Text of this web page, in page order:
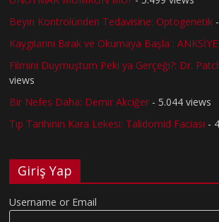
Beyin Kontrolünden Tedavisine: Optogenetik
Kaygılarını Bırak ve Okumaya Başla :
Filmini Duymuştum Peki ya Gerçeği?: Dr.
views
Bir Nefes Daha: Demir Akciğer - 5.044 views
Tıp Tarihinin Kara Lekesi: Talidomid Faciası -
Giriş Yap
Username or Email